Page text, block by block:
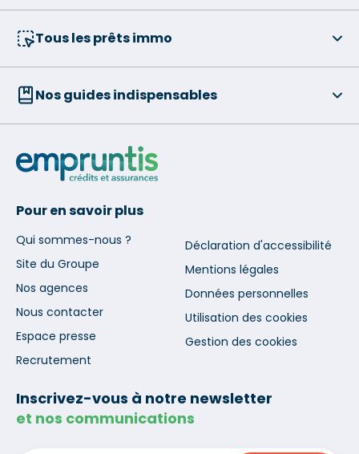
Tous les prêts immo
Nos guides indispensables
Pour en savoir plus
Qui sommes-nous ?
Site du Groupe
Nos agences
Nous contacter
Espace presse
Recrutement
Déclaration d'accessibilité
Mentions légales
Données personnelles
Utilisation des cookies
Gestion des cookies
Inscrivez-vous à notre newsletter
et nos communications